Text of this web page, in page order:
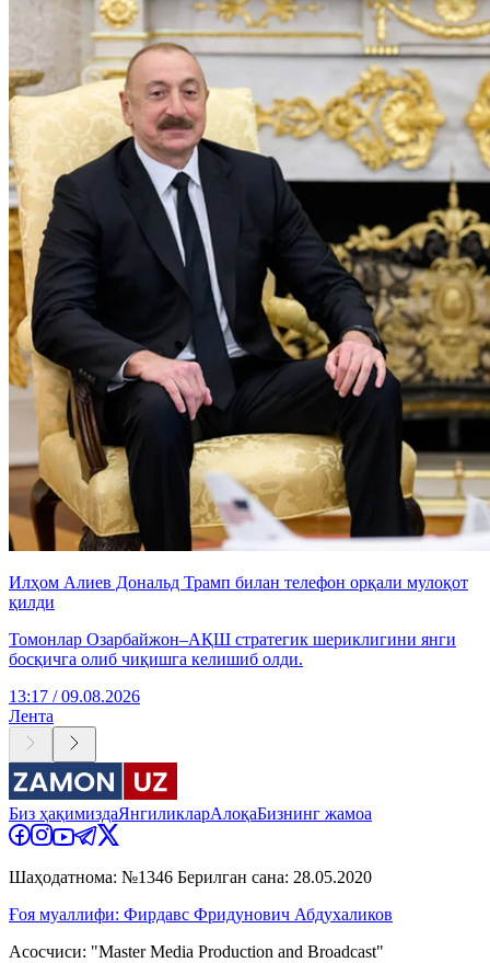
Илҳом Алиев Дональд Трамп билан телефон орқали мулоқот
қилди
Томонлар Озарбайжон–АҚШ стратегик шериклигини янги
босқичга олиб чиқишга келишиб олди.
13:17 / 09.08.2026
Лента
Биз ҳақимиздаЯнгиликларАлоқаБизнинг жамоа
Шаҳодатнома: №1346 Берилган сана: 28.05.2020
Ғоя муаллифи: Фирдавс Фридунович Абдухаликов
Асосчиси: "Master Media Production and Broadcast"